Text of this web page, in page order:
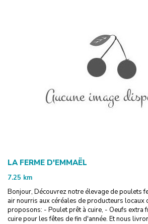
LA FERME D'EMMAËL
7.25 km
Bonjour, Découvrez notre élevage de poulets
air nourris aux céréales de producteurs locaux
proposons: - Poulet prêt à cuire, - Oeufs extra
cuire pour les fêtes de fin d'année. Et nous